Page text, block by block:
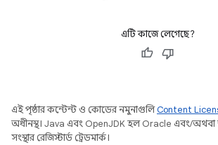
এটি কাজে লেগেছে?
এই পৃষ্ঠার কন্টেন্ট ও কোডের নমুনাগুলিContent
অধীনস্থ। Java এবং OpenJDK হল Oracle এবং/অথবা
সংস্থার রেজিস্টার্ড ট্রেডমার্ক।